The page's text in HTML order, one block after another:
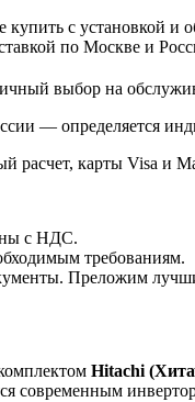
с установкой и
по Москве и
выбор на
— определяется
расчет, карты Visa и
с НДС.
требованиям.
Преложим
Hitachi
современным